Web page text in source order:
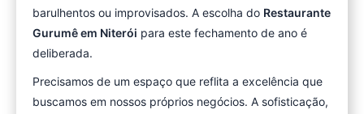
barulhentos ou improvisados. A escolha do Restaurante
Gurumê em Niterói para este fechamento de ano é
deliberada.
Precisamos de um espaço que reflita a excelência que
buscamos em nossos próprios negócios. A sofisticação,